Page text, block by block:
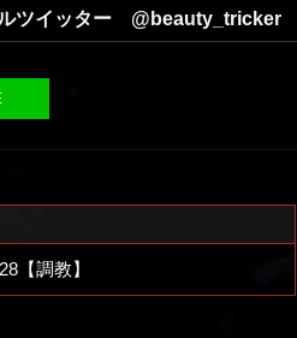
ツイッター @beauty_tricker
【調教】